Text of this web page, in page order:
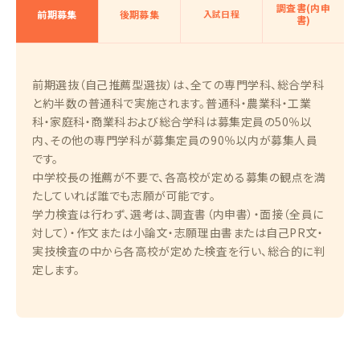
前期募集 後期募集 入試日程
調査書(内申
書)
前期選抜（自己推薦型選抜）は、全ての専門学科、総合学科
と約半数の普通科で実施されます。普通科・農業科・工業
科・家庭科・商業科および総合学科は募集定員の50％以
内、その他の専門学科が募集定員の90％以内が募集人員
です。
中学校長の推薦が不要で、各高校が定める募集の観点を満
たしていれば誰でも志願が可能です。
学力検査は行わず、選考は、調査書（内申書）・面接（全員に
対して）・作文または小論文・志願理由書または自己PR文・
実技検査の中から各高校が定めた検査を行い、総合的に判
定します。